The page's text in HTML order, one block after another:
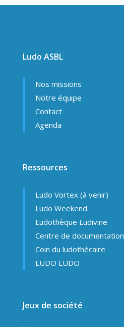
Ludo ASBL
Nos missions
Notre équipe
Contact
Agenda
Ressources
Ludo Vortex (à venir)
Ludo Weekend
Ludothèque Ludivine
Centre de documentation
Coin du ludothécaire
LUDO LUDO
Jeux de société